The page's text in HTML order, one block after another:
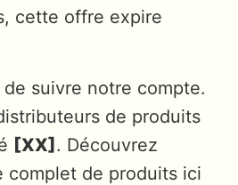
cette offre expire
suivre notre compte.
de produits
[XX] . Découvrez
complet de produits ici